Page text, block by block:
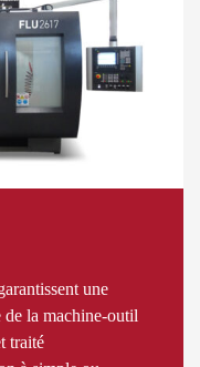
une
de la machine-outil
traité